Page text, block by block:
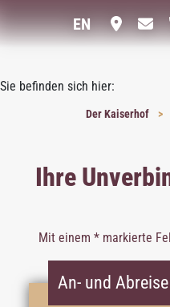
EN
Sie befinden sich hier:
Der Kaiserhof
Ihre
Mit einem * markierte
An- und Abreise